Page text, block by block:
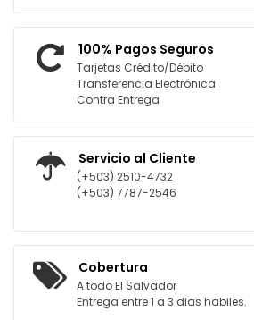
100% Pagos Seguros
Tarjetas Crédito/Débito
Transferencia Electrónica
Contra Entrega
Servicio al Cliente
(+503) 2510-4732
(+503) 7787-2546
Cobertura
A todo El Salvador
Entrega entre 1 a 3 dias habiles.